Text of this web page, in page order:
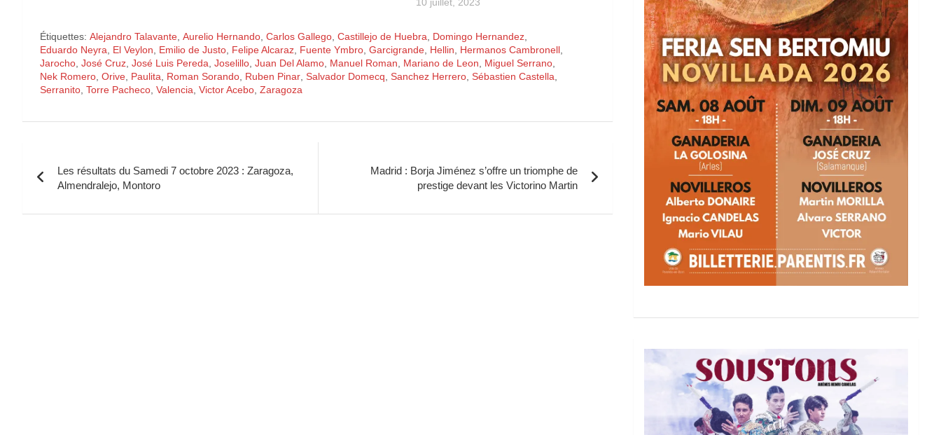
Étiquettes: Alejandro Talavante Aurelio Hernando Carlos Gallego Castillejo de Huebra Domingo Hernandez
Eduardo Neyra
El Veylon Emilio de Justo Felipe Alcaraz Fuente Ymbro Garcigrande Hellin Hermanos Cambronell
Jarocho José Cruz José Luis Pereda Joselillo Juan Del Alamo Manuel Roman Mariano de Leon Miguel Serrano
Nek Romero Orive Paulita Roman Sorando Ruben Pinar Salvador Domecq Sanchez Herrero Sébastien Castella
Serranito Torre Pacheco Valencia Victor Acebo Zaragoza
de
l’article
Les résultats du Samedi 7 octobre 2023 : Zaragoza,
Almendralejo, Montoro
Madrid : Borja Jiménez s’offre un triomphe de
prestige devant les Victorino Martin